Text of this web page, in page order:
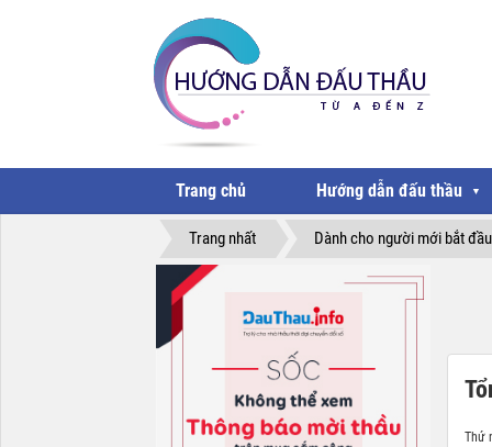
Trang chủ Hướng dẫn đấu thầu ▼
Trang nhất Dành cho người mới bắt đầu
Thứ